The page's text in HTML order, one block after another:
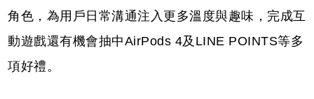
角色，為用戶日常溝通注入更多溫度與趣味，完成互
動遊戲還有機會抽中AirPods 4及LINE POINTS等多
項好禮。